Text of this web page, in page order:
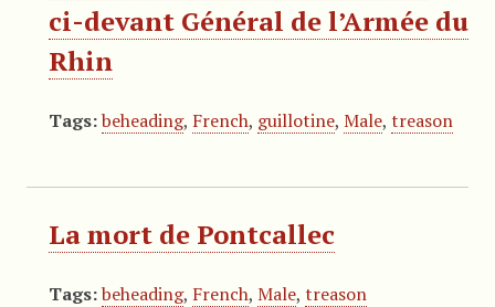
ci-devant Général de l’Armée du
Rhin
Tags:beheading, French, guillotine, Male, treason
La mort de Pontcallec
Tags:beheading, French, Male, treason